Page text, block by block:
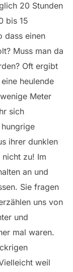
20 Stunden
bis 15
dass einen
Muss man da
Oft ergibt
heulende
Meter
sich
ihrer dunklen
zu! Im
an und
Sie fragen
uns von
und
mal waren.
weil